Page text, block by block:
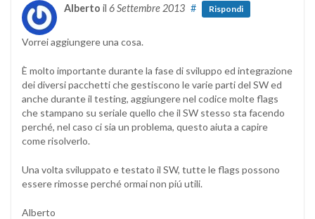
Alberto il 6 Settembre 2013 # Rispondi
Vorrei aggiungere una cosa.
È molto importante durante la fase di sviluppo ed integrazione
dei diversi pacchetti che gestiscono le varie parti del SW ed
anche durante il testing, aggiungere nel codice molte flags
che stampano su seriale quello che il SW stesso sta facendo
perché, nel caso ci sia un problema, questo aiuta a capire
come risolverlo.
Una volta sviluppato e testato il SW, tutte le flags possono
essere rimosse perché ormai non piú utili.
Alberto